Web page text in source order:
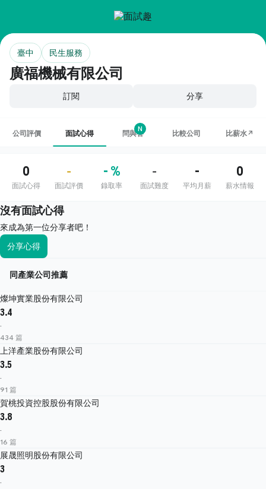
廣福機械有限公司
臺中 民生服務
訂閱 分享
公司評價 面試心得 問與答
N
比較公司 比薪水↗
0
面試心得
-
面試評價
- %
錄取率
-
面試難度
-
平均月薪
0
薪水情報
沒有面試心得
來成為第一位分享者吧！
分享心得
同產業公司推薦
燦坤實業股份有限公司
3.4
·
434 篇
上洋產業股份有限公司
3.5
·
91 篇
賀桃投資控股股份有限公司
3.8
·
16 篇
展晟照明股份有限公司
3
·